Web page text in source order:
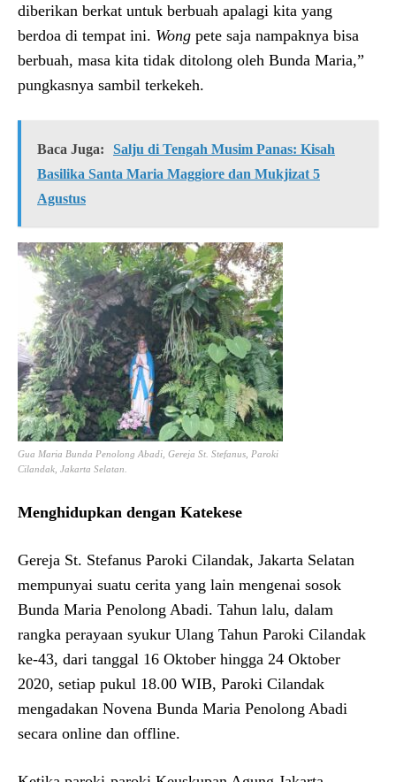
diberikan berkat untuk berbuah apalagi kita yang
berdoa di tempat ini. Wong pete saja nampaknya bisa
berbuah, masa kita tidak ditolong oleh Bunda Maria,”
pungkasnya sambil terkekeh.
Baca Juga:
Salju di Tengah Musim Panas: Kisah
Basilika Santa Maria Maggiore dan Mukjizat 5
Agustus
Gua Maria Bunda Penolong Abadi, Gereja St. Stefanus, Paroki
Cilandak, Jakarta Selatan.
Menghidupkan dengan Katekese
Gereja St. Stefanus Paroki Cilandak, Jakarta Selatan
mempunyai suatu cerita yang lain mengenai sosok
Bunda Maria Penolong Abadi. Tahun lalu, dalam
rangka perayaan syukur Ulang Tahun Paroki Cilandak
ke-43, dari tanggal 16 Oktober hingga 24 Oktober
2020, setiap pukul 18.00 WIB, Paroki Cilandak
mengadakan Novena Bunda Maria Penolong Abadi
secara online dan offline.